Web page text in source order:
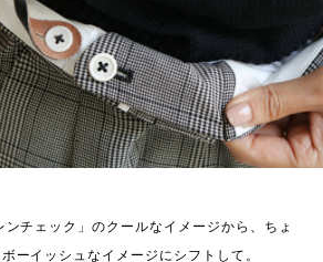
ンチェック」のクールなイメージから、ちょ
ーイッシュなイメージにシフトして。